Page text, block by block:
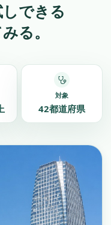
できる
る。
対象
42都道府県